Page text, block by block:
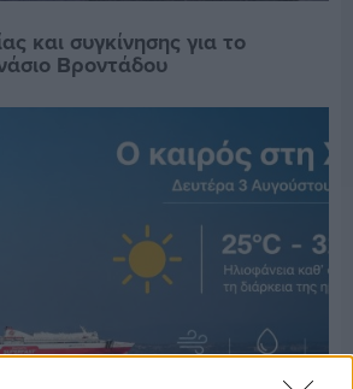
και συγκίνησης για το
Βροντάδου